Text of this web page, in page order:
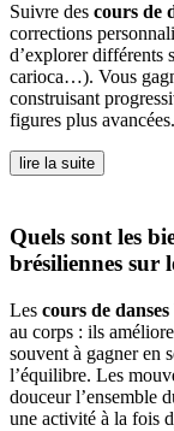
Suivre des cours de
corrections
d’explorer différents
carioca…). Vous
construisant
figures plus avancées.
lire la suite
Quels sont les
brésiliennes sur
Les cours de
au corps : ils
souvent à gagner en
l’équilibre. Les
douceur l’ensemble
une activité à la fois